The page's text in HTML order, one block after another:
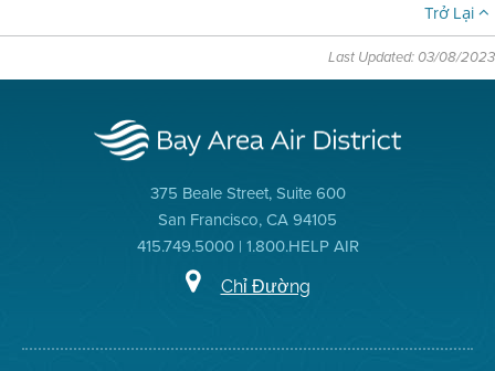
Trở Lại
Last Updated: 03/08/2023
375 Beale Street, Suite 600
San Francisco, CA 94105
415.749.5000 | 1.800.HELP AIR
Chỉ Đường